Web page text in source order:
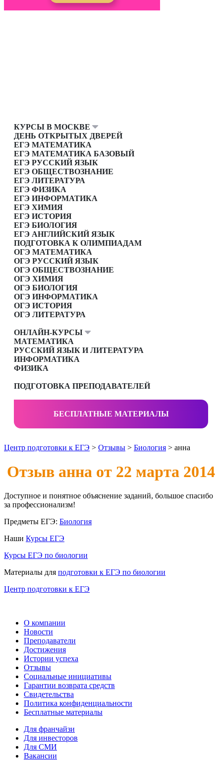
КУРСЫ В МОСКВЕ
ДЕНЬ ОТКРЫТЫХ ДВЕРЕЙ
ЕГЭ МАТЕМАТИКА
ЕГЭ МАТЕМАТИКА БАЗОВЫЙ
ЕГЭ РУССКИЙ ЯЗЫК
ЕГЭ ОБЩЕСТВОЗНАНИЕ
ЕГЭ ЛИТЕРАТУРА
ЕГЭ ФИЗИКА
ЕГЭ ИНФОРМАТИКА
ЕГЭ ХИМИЯ
ЕГЭ ИСТОРИЯ
ЕГЭ БИОЛОГИЯ
ЕГЭ АНГЛИЙСКИЙ ЯЗЫК
ПОДГОТОВКА К ОЛИМПИАДАМ
ОГЭ МАТЕМАТИКА
ОГЭ РУССКИЙ ЯЗЫК
ОГЭ ОБЩЕСТВОЗНАНИЕ
ОГЭ ХИМИЯ
ОГЭ БИОЛОГИЯ
ОГЭ ИНФОРМАТИКА
ОГЭ ИСТОРИЯ
ОГЭ ЛИТЕРАТУРА
ОНЛАЙН-КУРСЫ
МАТЕМАТИКА
РУССКИЙ ЯЗЫК И ЛИТЕРАТУРА
ИНФОРМАТИКА
ФИЗИКА
ПОДГОТОВКА ПРЕПОДАВАТЕЛЕЙ
БЕСПЛАТНЫЕ МАТЕРИАЛЫ
Центр подготовки к ЕГЭ > Отзывы > Биология > анна
Отзыв анна от 22 марта 2014
Доступное и понятное объяснение заданий, большое спасибо
за профессионализм!
Предметы ЕГЭ: Биология
Наши Курсы ЕГЭ
Курсы ЕГЭ по биологии
Материалы для подготовки к ЕГЭ по биологии
Центр подготовки к ЕГЭ
О компании
Новости
Преподаватели
Достижения
Истории успеха
Отзывы
Социальные инициативы
Гарантии возврата средств
Свидетельства
Политика конфиденциальности
Бесплатные материалы
Для франчайзи
Для инвесторов
Для СМИ
Вакансии